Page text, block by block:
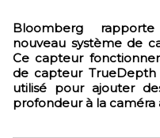
Bloomberg
nouveau système de
Ce capteur
de capteur
utilisé pour ajouter
profondeur à la caméra